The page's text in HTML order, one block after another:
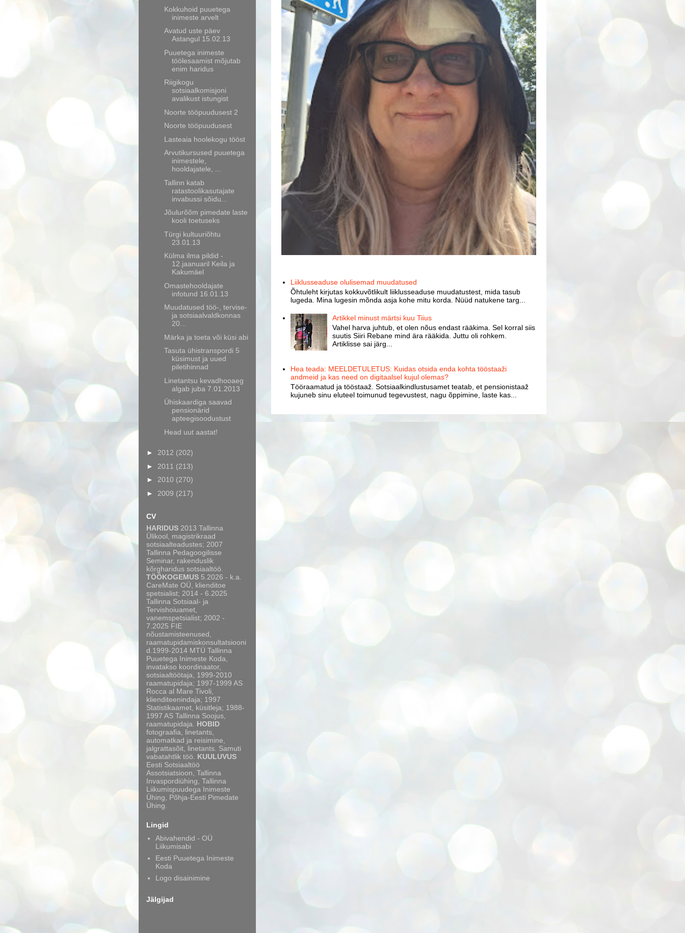
Liiklusseaduse olulisemad muudatused
Õhtuleht kirjutas kokkuvõtlikult liiklusseaduse muudatustest, mida tasub
lugeda. Mina lugesin mõnda asja kohe mitu korda. Nüüd natukene targ...
Artikkel minust märtsi kuu Tiius
Vahel harva juhtub, et olen nõus endast rääkima. Sel korral siis
suutis Siiri Rebane mind ära rääkida. Juttu oli rohkem.
Artiklisse sai järg...
Hea teada: MEELDETULETUS: Kuidas otsida enda kohta tööstaaži
andmeid ja kas need on digitaalsel kujul olemas?
Tööraamatud ja tööstaaž. Sotsiaalkindlustusamet teatab, et pensionistaaž
kujuneb sinu eluteel toimunud tegevustest, nagu õppimine, laste kas...
Kokkuhoid puuetega
inimeste arvelt
Avatud uste päev
Astangul 15.02.13
Puuetega inimeste
töölesaamist mõjutab
enim haridus
Riigikogu
sotsiaalkomisjoni
avalikust istungist
Noorte tööpuudusest 2
Noorte tööpuudusest
Lasteaia hoolekogu tööst
Arvutikursused puuetega
inimestele,
hooldajatele, ...
Tallinn katab
ratastoolikasutajate
invabussi sõidu...
Jõulurõõm pimedate laste
kooli toetuseks
Türgi kultuuriõhtu
23.01.13
Külma ilma pildid -
12.jaanuaril Keila ja
Kakumäel
Omastehooldajate
infotund 16.01.13
Muudatused töö-, tervise-
ja sotsiaalvaldkonnas
20...
Märka ja toeta või küsi abi
Tasuta ühistranspordi 5
küsimust ja uued
piletihinnad
Linetantsu kevadhooaeg
algab juba 7.01.2013
Ühiskaardiga saavad
pensionärid
apteegisoodustust
Head uut aastat!
► 2012 (202)
► 2011 (213)
► 2010 (270)
► 2009 (217)
CV
HARIDUS 2013 Tallinna
Ülikool, magistrikraad
sotsiaalteadustes; 2007
Tallinna Pedagoogilisse
Seminar, rakenduslik
kõrgharidus sotsiaaltöö.
TÖÖKOGEMUS 5.2026 - k.a.
CareMate OÜ, klienditoe
spetsialist; 2014 - 6.2025
Tallinna Sotsiaal- ja
Tervishoiuamet,
vanemspetsialist; 2002 -
7.2025 FIE
nõustamisteenused,
raamatupidamiskonsultatsiooni
d.1999-2014 MTÜ Tallinna
Puuetega Inimeste Koda,
invatakso koordinaator,
sotsiaaltöötaja, 1999-2010
raamatupidaja; 1997-1999 AS
Rocca al Mare Tivoli,
klienditeenindaja; 1997
Statistikaamet, küsitleja; 1988-
1997 AS Tallinna Soojus,
raamatupidaja. HOBID
fotograafia, linetants,
automatkad ja reisimine,
jalgrattasõit, linetants. Samuti
vabatahtlik töö. KUULUVUS
Eesti Sotsiaaltöö
Assotsiatsioon, Tallinna
Invaspordiühing, Tallinna
Liikumispuudega Inimeste
Ühing, Põhja-Eesti Pimedate
Ühing.
Lingid
Abivahendid - OÜ
Liikumisabi
Eesti Puuetega Inimeste
Koda
Logo disainimine
Jälgijad